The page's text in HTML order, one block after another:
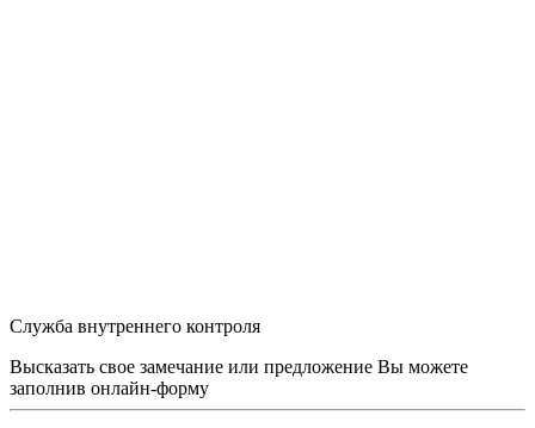
Служба внутреннего контроля
Высказать свое замечание или предложение Вы можете
заполнив онлайн-форму